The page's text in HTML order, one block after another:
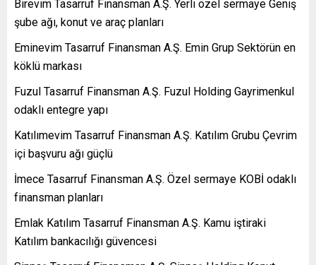
Birevim Tasarruf Finansman A.Ş. Yerli özel sermaye Geniş
şube ağı, konut ve araç planları
Eminevim Tasarruf Finansman A.Ş. Emin Grup Sektörün en
köklü markası
Fuzul Tasarruf Finansman A.Ş. Fuzul Holding Gayrimenkul
odaklı entegre yapı
Katılımevim Tasarruf Finansman A.Ş. Katılım Grubu Çevrim
içi başvuru ağı güçlü
İmece Tasarruf Finansman A.Ş. Özel sermaye KOBİ odaklı
finansman planları
Emlak Katılım Tasarruf Finansman A.Ş. Kamu iştiraki
Katılım bankacılığı güvencesi